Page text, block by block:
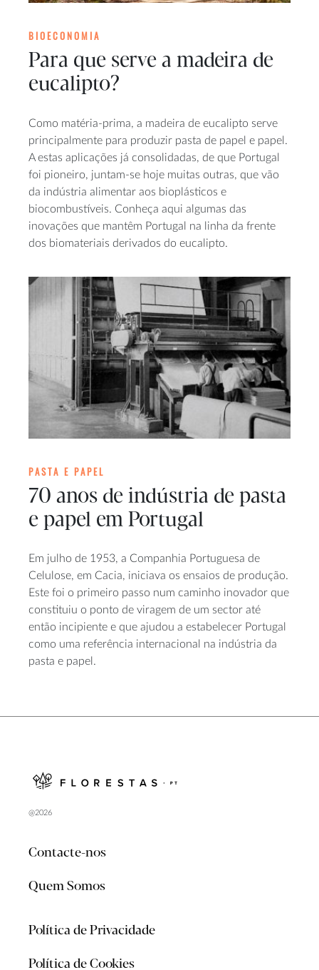
BIOECONOMIA
Para que serve a madeira de
eucalipto?
Como matéria-prima, a madeira de eucalipto serve
principalmente para produzir pasta de papel e papel.
A estas aplicações já consolidadas, de que Portugal
foi pioneiro, juntam-se hoje muitas outras, que vão
da indústria alimentar aos bioplásticos e
biocombustíveis. Conheça aqui algumas das
inovações que mantêm Portugal na linha da frente
dos biomateriais derivados do eucalipto.
PASTA E PAPEL
70 anos de indústria de pasta
e papel em Portugal
Em julho de 1953, a Companhia Portuguesa de
Celulose, em Cacia, iniciava os ensaios de produção.
Este foi o primeiro passo num caminho inovador que
constituiu o ponto de viragem de um sector até
então incipiente e que ajudou a estabelecer Portugal
como uma referência internacional na indústria da
pasta e papel.
@2026
Contacte-nos
Quem Somos
Política de Privacidade
Política de Cookies